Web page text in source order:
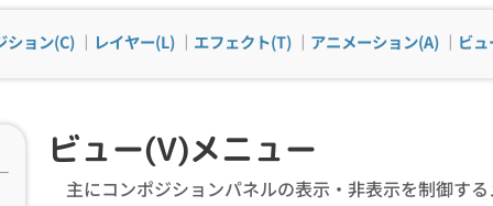
ション(C)｜ レイヤー(L)｜ エフェクト(T)｜ アニメーション(A)｜ ビ
ビュー(V)メニュー
主にコンポジションパネルの表示・非表示を制御す